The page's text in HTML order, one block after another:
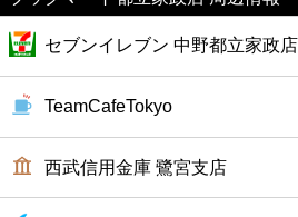
銀行
公共
病院
セブンイレブン 中野都立家政店
TeamCafeTokyo
西武信用金庫 鷺宮支店